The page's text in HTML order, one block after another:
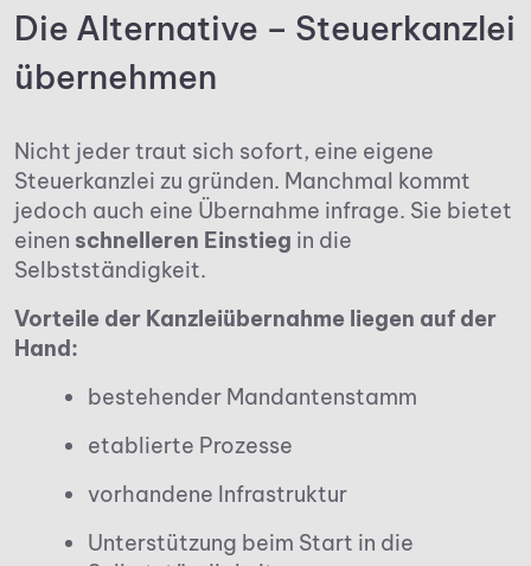
Die Alternative – Steuerkanzlei
übernehmen
Nicht jeder traut sich sofort, eine eigene
Steuerkanzlei zu gründen. Manchmal kommt
jedoch auch eine Übernahme infrage. Sie bietet
einen schnelleren Einstieg in die
Selbstständigkeit.
Vorteile der Kanzleiübernahme liegen auf der
Hand:
bestehender Mandantenstamm
etablierte Prozesse
vorhandene Infrastruktur
Unterstützung beim Start in die